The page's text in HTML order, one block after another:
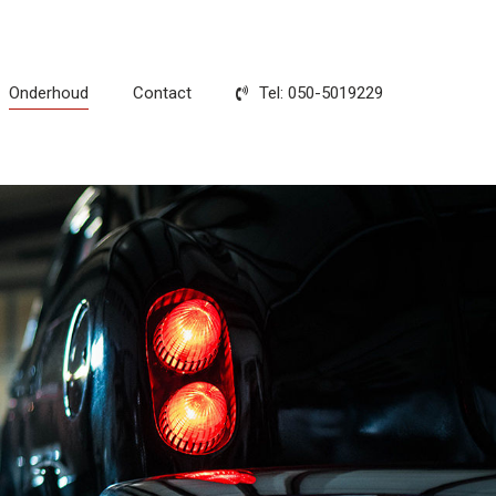
Onderhoud Contact Tel: 050-5019229